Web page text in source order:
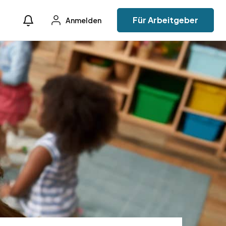
Anmelden Für Arbeitgeber